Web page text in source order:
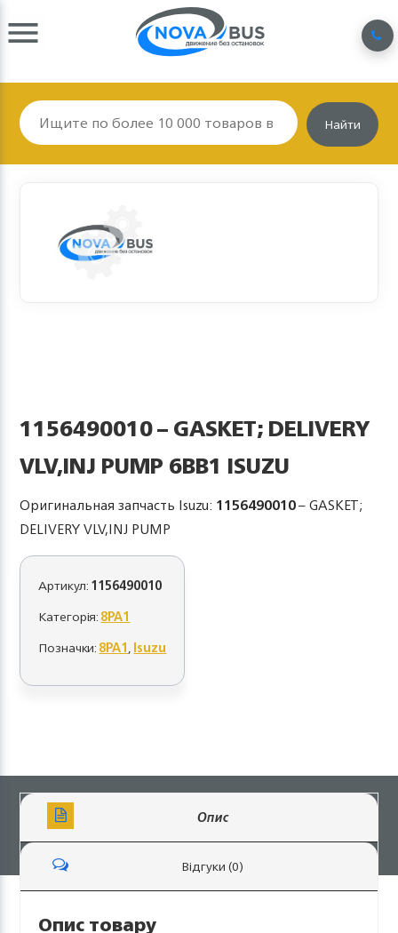
Найти
1156490010 – GASKET; DELIVERY
VLV,INJ PUMP 6BB1 ISUZU
Оригинальная запчасть Isuzu: 1156490010– GASKET;
DELIVERY VLV,INJ PUMP
Артикул:1156490010
Категорія:8PA1
Позначки:8PA1,Isuzu
Опис
Відгуки (0)
Опис товару